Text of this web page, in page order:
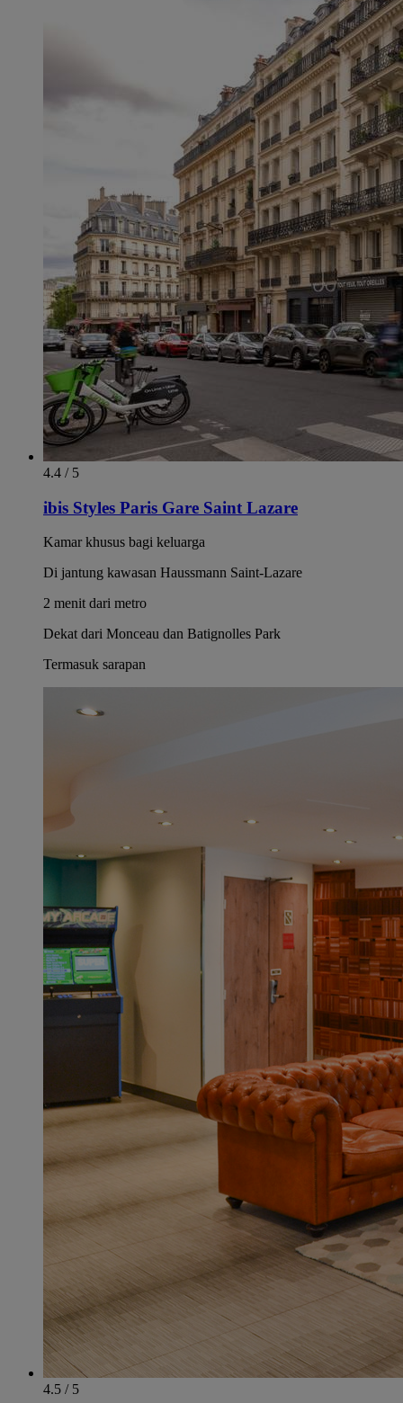
4.4 / 5
ibis Styles Paris Gare Saint Lazare
Kamar khusus bagi keluarga
Di jantung kawasan Haussmann Saint-Lazare
2 menit dari metro
Dekat dari Monceau dan Batignolles Park
Termasuk sarapan
4.5 / 5